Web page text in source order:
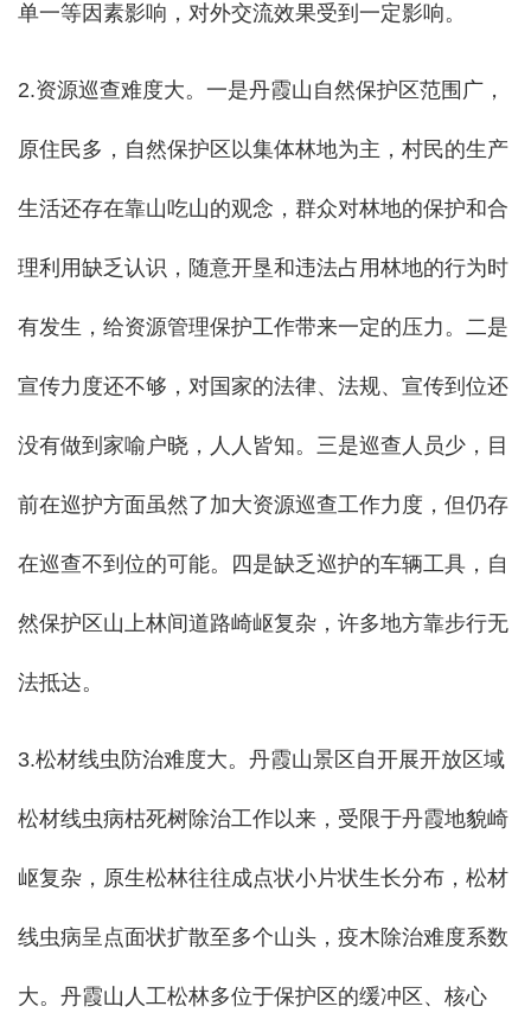
单一等因素影响，对外交流效果受到一定影响。
2.资源巡查难度大。一是丹霞山自然保护区范围广，
原住民多，自然保护区以集体林地为主，村民的生产
生活还存在靠山吃山的观念，群众对林地的保护和合
理利用缺乏认识，随意开垦和违法占用林地的行为时
有发生，给资源管理保护工作带来一定的压力。二是
宣传力度还不够，对国家的法律、法规、宣传到位还
没有做到家喻户晓，人人皆知。三是巡查人员少，目
前在巡护方面虽然了加大资源巡查工作力度，但仍存
在巡查不到位的可能。四是缺乏巡护的车辆工具，自
然保护区山上林间道路崎岖复杂，许多地方靠步行无
法抵达。
3.松材线虫防治难度大。丹霞山景区自开展开放区域
松材线虫病枯死树除治工作以来，受限于丹霞地貌崎
岖复杂，原生松林往往成点状小片状生长分布，松材
线虫病呈点面状扩散至多个山头，疫木除治难度系数
大。丹霞山人工松林多位于保护区的缓冲区、核心